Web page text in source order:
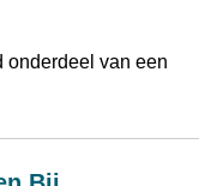
onderdeel van een